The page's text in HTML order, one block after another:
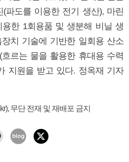
파도를 이용한 전기 생산), 마린
용한 1회용품 및 생분해 비닐 생
치 기술에 기반한 일회용 산소
르는 물을 활용한 휴대용 수력
지원을 받고 있다. 정옥재 기자
무단 전재 및 재배포 금지